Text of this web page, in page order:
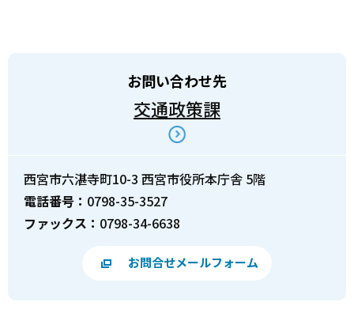
お問い合わせ先
交通政策課
西宮市六湛寺町10-3 西宮市役所本庁舎 5階
電話番号： 0798-35-3527
ファックス： 0798-34-6638
お問合せメールフォーム